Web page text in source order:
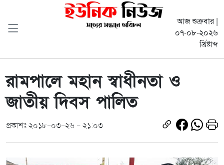
আজ শুক্রবার |
০৭-০৮-২০২৬
খ্রিষ্টাব্দ
রামপালে মহান স্বাধীনতা ও
জাতীয় দিবস পালিত
প্রকাশঃ ২০১৮-০৩-২৬ - ২১:০৩